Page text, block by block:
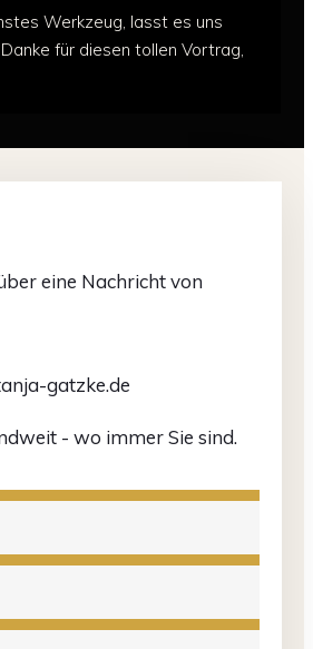
Werkzeug, lasst es uns
Danke für diesen tollen Vortrag,
eine Nachricht von
gatzke.de
- wo immer Sie sind.